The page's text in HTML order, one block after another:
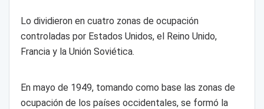
Lo dividieron en cuatro zonas de ocupación
controladas por Estados Unidos, el Reino Unido,
Francia y la Unión Soviética.
En mayo de 1949, tomando como base las zonas de
ocupación de los países occidentales, se formó la